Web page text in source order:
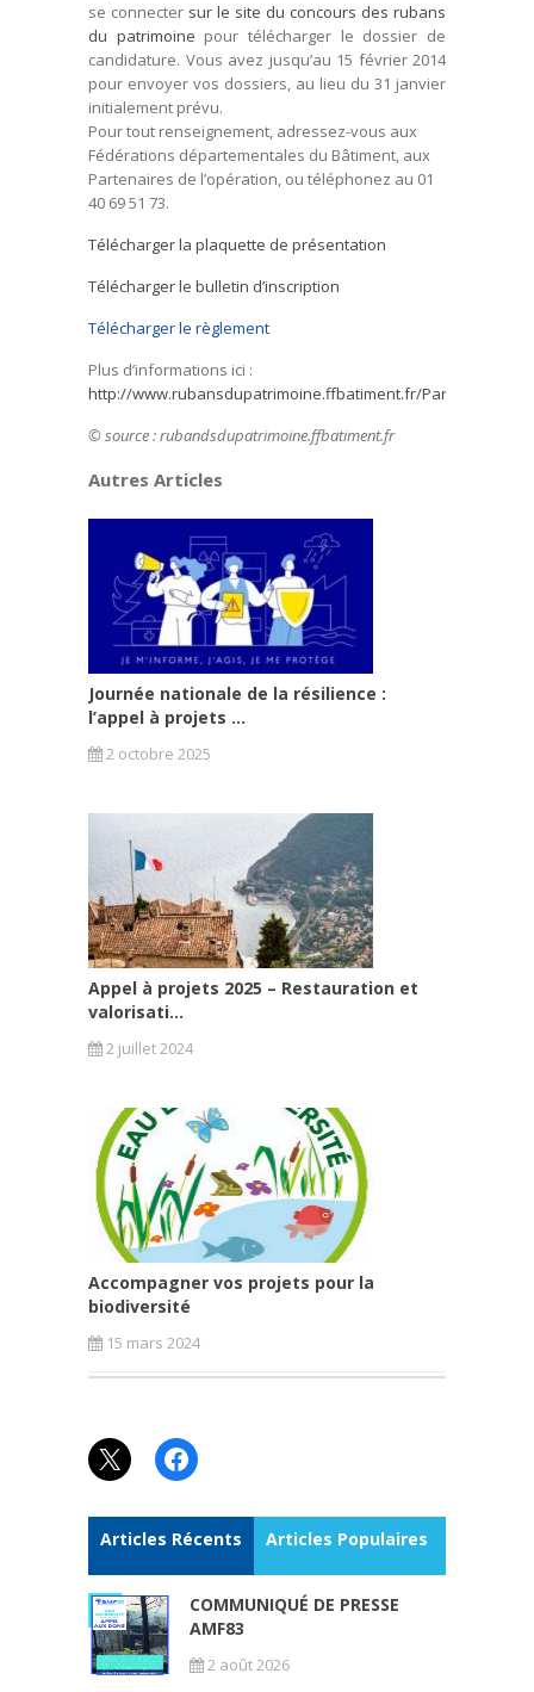
se connecter sur le site du concours des rubans
du patrimoine pour télécharger le dossier de
candidature. Vous avez jusqu’au 15 février 2014
pour envoyer vos dossiers, au lieu du 31 janvier
initialement prévu.
Pour tout renseignement, adressez-vous aux
Fédérations départementales du Bâtiment, aux
Partenaires de l’opération, ou téléphonez au 01
40 69 51 73.
Télécharger la plaquette de présentation
Télécharger le bulletin d’inscription
Télécharger le règlement
Plus d’informations ici :
http://www.rubansdupatrimoine.ffbatiment.fr/Participez.aspx
© source : rubandsdupatrimoine.ffbatiment.fr
Autres Articles
Journée nationale de la résilience :
l’appel à projets ...
2 octobre 2025
Appel à projets 2025 – Restauration et
valorisati...
2 juillet 2024
Accompagner vos projets pour la
biodiversité
15 mars 2024
X Facebook
Articles Récents Articles Populaires
COMMUNIQUÉ DE PRESSE
AMF83
2 août 2026